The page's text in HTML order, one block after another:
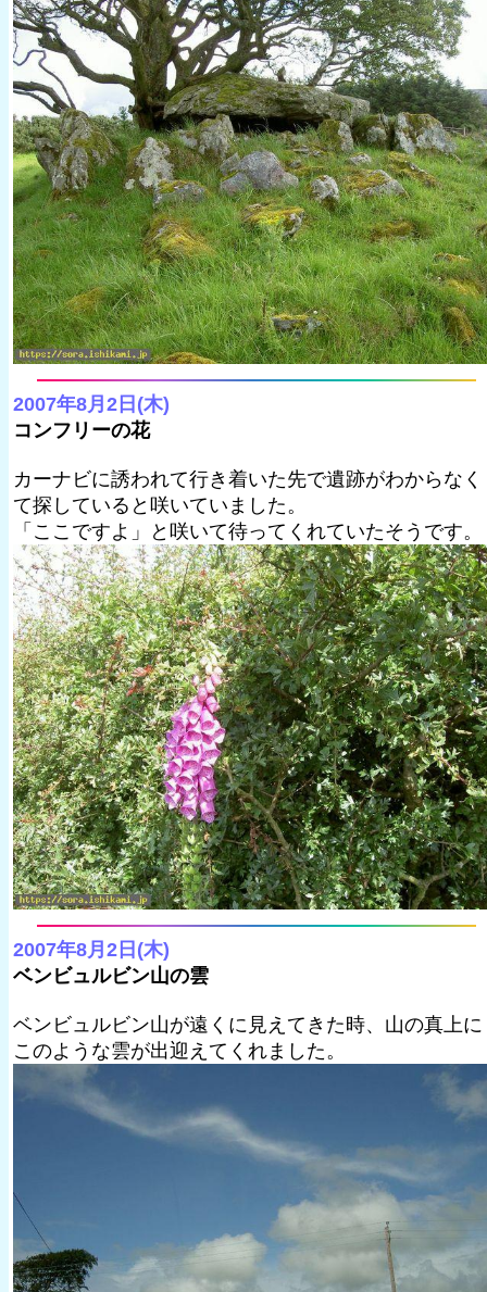
2007年8月2日(木)
コンフリーの花
カーナビに誘われて行き着いた先で遺跡がわからなく
て探していると咲いていました。
「ここですよ」と咲いて待ってくれていたそうです。
2007年8月2日(木)
ベンビュルビン山の雲
ベンビュルビン山が遠くに見えてきた時、山の真上に
このような雲が出迎えてくれました。